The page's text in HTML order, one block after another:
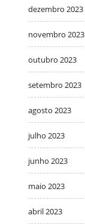
dezembro 2023
novembro 2023
outubro 2023
setembro 2023
agosto 2023
julho 2023
junho 2023
maio 2023
abril 2023